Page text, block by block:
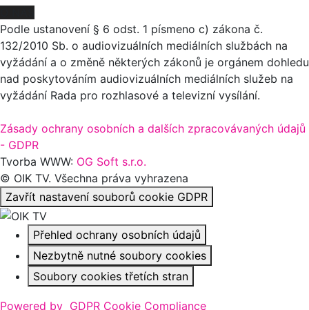
Podle ustanovení § 6 odst. 1 písmeno c) zákona č.
132/2010 Sb. o audiovizuálních mediálních službách na
vyžádání a o změně některých zákonů je orgánem dohledu
nad poskytováním audiovizuálních mediálních služeb na
vyžádání Rada pro rozhlasové a televizní vysílání.
Zásady ochrany osobních a dalších zpracovávaných údajů
- GDPR
Tvorba WWW: OG Soft s.r.o.
© OIK TV. Všechna práva vyhrazena
Zavřít nastavení souborů cookie GDPR
Přehled ochrany osobních údajů
Nezbytně nutné soubory cookies
Soubory cookies třetích stran
Powered by GDPR Cookie Compliance